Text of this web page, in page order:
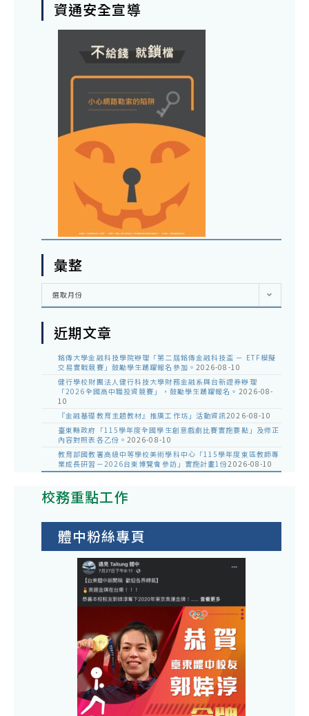
資通安全宣導
彙整
彙
選取月份
近期文章
銘傳大學金融科技學院辦理「第二屆銘傳金融科技盃 － ETF模擬
交易實戰競賽」鼓勵學生踴躍報名參加。 2026-08-10
健行學校財團法人健行科技大學財務金融系與台新證券辦理
「2026全國高中職投資競賽」，鼓勵學生踴躍報名。 2026-08-
10
『金融基礎教育主題教材』推廣工作坊」活動資訊2026-08-10
臺東縣政府「115學年度全國學生創意戲劇比賽實施要點」及修正
內容對照表各乙份。 2026-08-10
教育部國教署高級中等學校美術學科中心「115學年度東區教師專
業成長研習－2026台東博覽會參訪」實施計畫1份2026-08-10
校務重點工作
體中粉絲專頁